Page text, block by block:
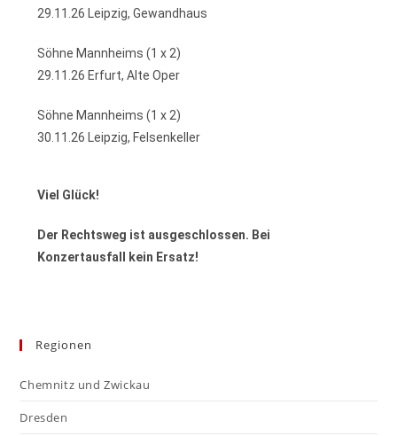
29.11.26 Leipzig, Gewandhaus
Söhne Mannheims (1 x 2)
29.11.26 Erfurt, Alte Oper
Söhne Mannheims (1 x 2)
30.11.26 Leipzig, Felsenkeller
Viel Glück!
Der Rechtsweg ist ausgeschlossen. Bei
Konzertausfall kein Ersatz!
Regionen
Chemnitz und Zwickau
Dresden